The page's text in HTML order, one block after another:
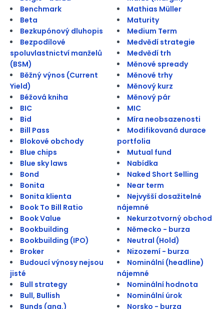
Benchmark
Beta
Bezkupónový dluhopis
Bezpodílové
spoluvlastnictví manželů
(BSM)
Běžný výnos (Current
Yield)
Béžová kniha
BIC
Bid
Bill Pass
Blokové obchody
Blue chips
Blue sky laws
Bond
Bonita
Bonita klienta
Book To Bill Ratio
Book Value
Bookbuilding
Bookbuilding (IPO)
Broker
Budoucí výnosy nejsou
jisté
Bull strategy
Bull, Bullish
Bunds (ang.)
Mathias Müller
Maturity
Medium Term
Medvědí strategie
Medvědí trh
Měnové spready
Měnové trhy
Měnový kurz
Měnový pár
MIC
Míra neobsazenosti
Modifikovaná durace
portfolia
Mutual fund
Nabídka
Naked Short Selling
Near term
Nejvyšší dosažitelné
nájemné
Nekurzotvorný obchod
Německo - burza
Neutral (Hold)
Nizozemí - burza
Nominální (headline)
nájemné
Nominální hodnota
Nominální úrok
Norsko - burza